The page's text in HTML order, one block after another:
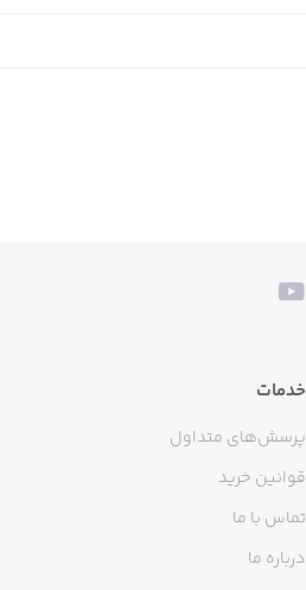
خدمات
پرسش‌های متداول
قوانین خرید
تماس با ما
درباره ما